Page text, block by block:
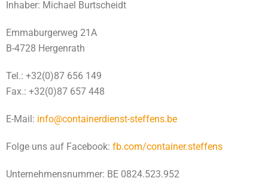
Inhaber: Michael Burtscheidt
Emmaburgerweg 21A
B-4728 Hergenrath
Tel.: +32(0)87 656 149
Fax.: +32(0)87 657 448
E-Mail: info@containerdienst-steffens.be
Folge uns auf Facebook: fb.com/container.steffens
Unternehmensnummer: BE 0824.523.952